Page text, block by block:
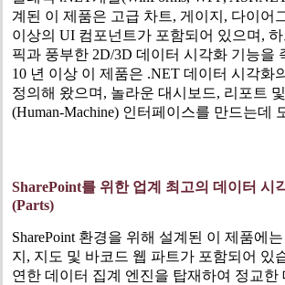
계된 이 제품은 고급 차트, 게이지, 다이어
이상의 UI 컴포넌트가 포함되어 있으며,
픽과 풍부한 2D/3D 데이터 시각화 기능을
10 년 이상 이 제품은 .NET 데이터 시각화
정의해 왔으며, 놀라운 대시보드, 리포트
(Human-Machine) 인터페이스를 만드는데
SharePoint를 위한 업계 최고의 데이터 시
(Parts)
SharePoint 환경을 위해 설계된 이 제품에
지, 지도 및 바코드 웹 파트가 포함되어 있
연한 데이터 집계 엔진을 탑재하여 정교한